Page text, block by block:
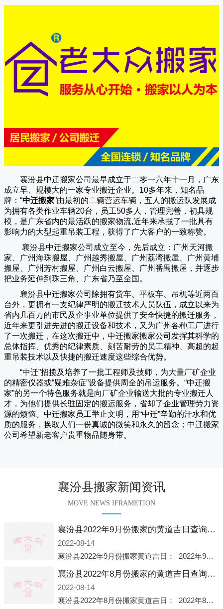
襄汾县中迁搬家公司 最早成立于二零一六年十一月，广东
成立早、规模大的一家专业搬迁企业。10多年来，知名品
牌：“中迁搬家”由最初的二辆营运车辆，五人的搬运队发展成
为拥有各类作业车辆20台，员工50多人，管理完善，初具规
模，是广东省内的最活跃的搬家物流,近年来承揽了一批具有
影响力的大型起重吊装工程，获得了广大客户的一致称赞。
襄汾县中迁搬家公司成立至今，先后成立：广州天河搬
家、广州海珠搬屋、广州越秀搬屋、广州荔湾搬屋、广州黄埔
搬屋、广州芳村搬屋、广州白云搬屋、广州番禺搬屋，并逐步
把业务延伸到珠三角、广东省乃至全国。
襄汾县中迁搬家公司除拥有货车、平板车、吊机等近两百
台外，更拥有一支纪律严明的搬迁技术人员队伍，成立以来为
省内几百万的市民及企事业单位提供了安全快捷的搬迁服务，
近年来更引进先进的搬迁设备和技术，又为广州各种工厂进行
了一次搬迁，在这次搬迁中， 中迁搬家搬家公司发挥其科学的
总体指挥、优秀的纪律素质、刻苦耐劳的员工精神、高超的起
重吊装技术以及快捷的搬迁速度这些综合优势。
“中迁”招揽及培养了一批工程师及技师，为大量厂矿企业
的精密仪器或“疑难杂症”设备提供周全的吊运服务。“中迁搬
家”的另一个特色服务就是向厂矿企业输送大批的专业搬迁人
才，为他们提供长驻固定的搬运服务，省却了企业管理劳力资
源的烦恼。 中迁搬家员工举止文明，用“中迁”辛勤的汗水和优
质的服务，换取人们一份真诚的微笑和永久的留念； 中迁搬家
公司希望新老客户贵重物品随身带。
襄汾县搬家新闻资讯
MOVE NEWS IFRAMETION
襄汾县2022年9月份搬家的黄道吉日查询大全一览表哪天适合搬家好日子
2022-08-14
襄汾县2022年9月份搬家黄道吉日： 2022年9月6日 「星期二」 农历八月十一2022年9月12日 「星期一」 农历八月十七2022年9月16日 「星期五」 农历八月廿一2022年9月2
襄汾县2022年8月份搬家的黄道吉日查询大全一览表哪天适合搬家好日子
2022-08-14
襄汾县2022年8月份搬家黄道吉日： 2022年8月2日 「星期二」 农历七月初五2022年8月6日 「星期六」 农历七月初九2022年8月8日 「星期一」 农历七月十一2022年8月10日 「